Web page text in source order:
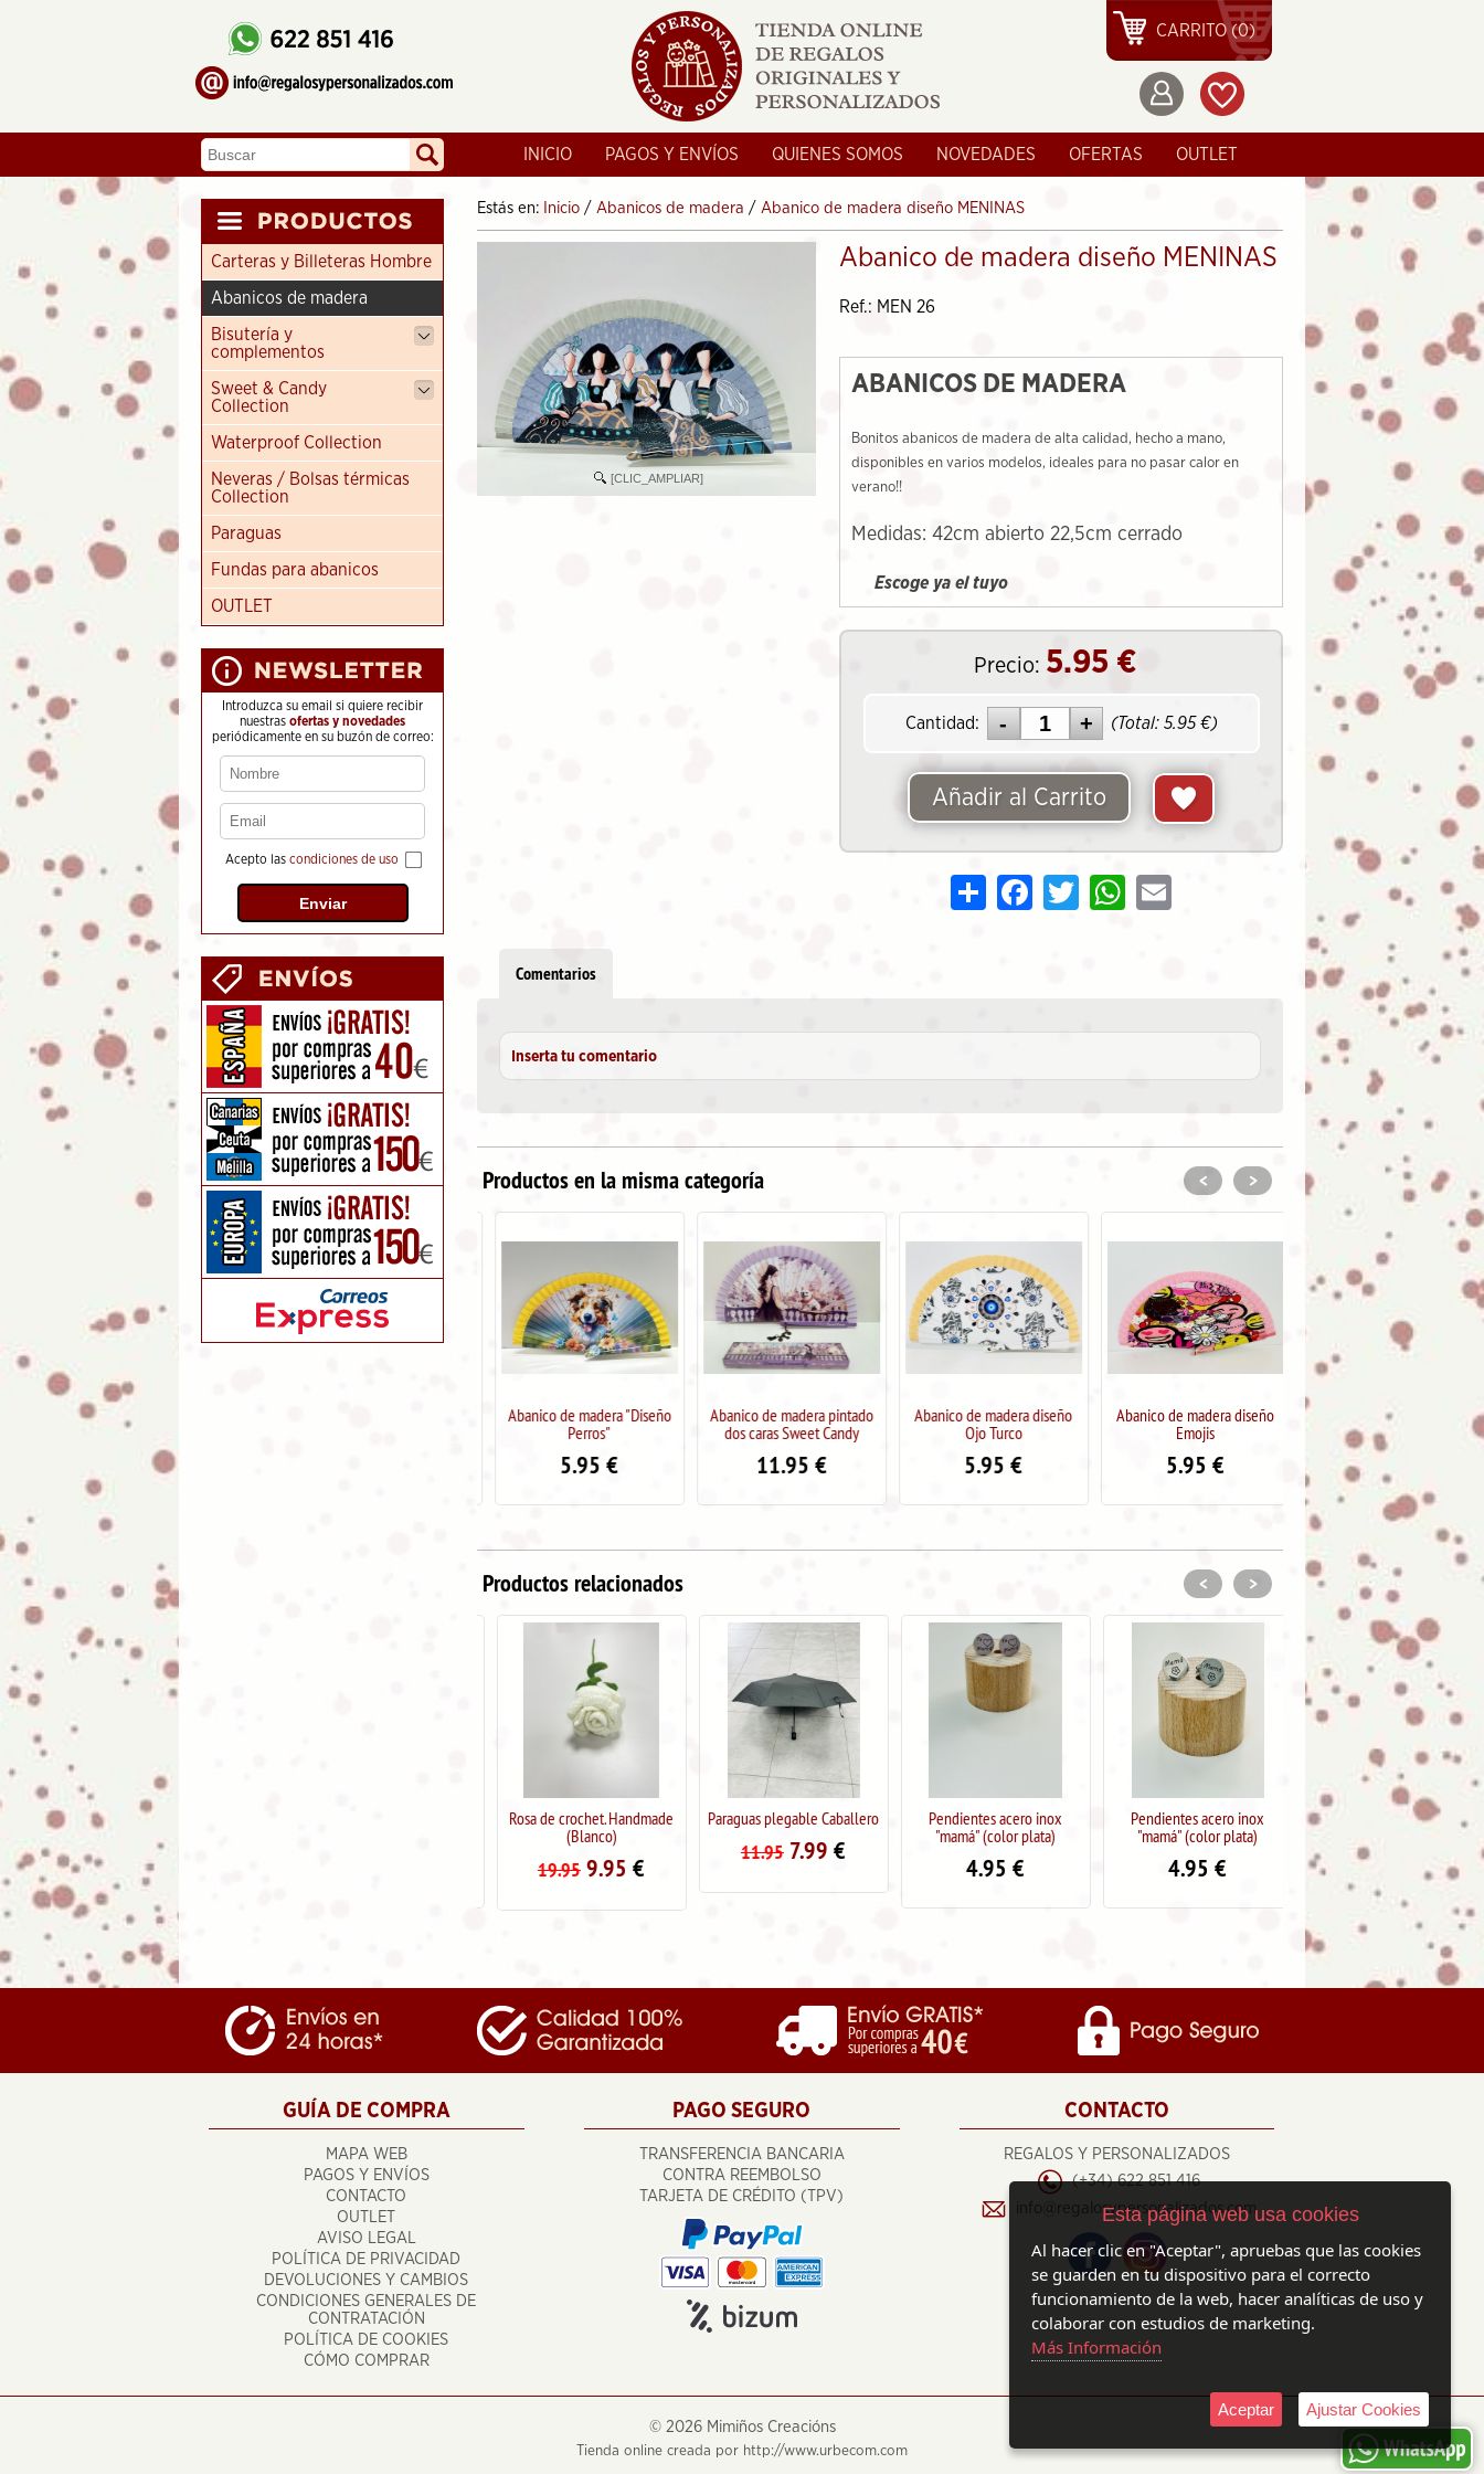
CARRITO (0)
INICIO PAGOS Y ENVÍOS QUIENES SOMOS NOVEDADES OFERTAS OUTLET
Carteras y Billeteras Hombre
Abanicos de madera
Bisutería y
complementos
Sweet & Candy
Collection
Waterproof Collection
Neveras / Bolsas térmicas
Collection
Paraguas
Fundas para abanicos
OUTLET
Introduzca su email si quiere recibir
nuestras ofertas y novedades
periódicamente en su buzón de correo:
Acepto las condiciones de uso
Estás en: Inicio / Abanicos de madera / Abanico de madera diseño MENINAS
[CLIC_AMPLIAR]
Abanico de madera diseño MENINAS
Ref.: MEN 26
ABANICOS DE MADERA
Bonitos abanicos de madera de alta calidad, hecho a mano,
disponibles en varios modelos, ideales para no pasar calor en
verano!!
Medidas: 42cm abierto 22,5cm cerrado
Escoge ya el tuyo
Precio: 5.95 €
Cantidad: (Total: 5.95€)
Añadir al Carrito
Share FacebookTwitter WhatsApp
Comentarios
Inserta tu comentario
Productos en la misma categoría
Abanico de madera "Diseño
Perros"
5.95€
Abanico de madera pintado
dos caras Sweet Candy
11.95€
Abanico de madera diseño
Ojo Turco
5.95€
Abanico de madera diseño
Emojis
5.95€
Abanico de madera pintado
dos caras Sweet Candy
11.95
< >
Productos relacionados
Rosa de crochet. Handmade
(Blanco)
19.95 9.95€
Paraguas plegable Caballero
11.95 7.99€
Pendientes acero inox
"mamá" (color plata)
4.95€
Pendientes acero inox
"mamá" (color plata)
4.95€
Paraguas plegable Caballero
13.95
< >
GUÍA DE COMPRA
MAPA WEB
PAGOS Y ENVÍOS
CONTACTO
OUTLET
AVISO LEGAL
POLÍTICA DE PRIVACIDAD
DEVOLUCIONES Y CAMBIOS
CONDICIONES GENERALES DE
CONTRATACIÓN
POLÍTICA DE COOKIES
CÓMO COMPRAR
PAGO SEGURO
TRANSFERENCIA BANCARIA
CONTRA REEMBOLSO
TARJETA DE CRÉDITO (TPV)
CONTACTO
REGALOS Y PERSONALIZADOS
(+34) 622 851 416
info@regalosypersonalizados.com
©2026 Mimiños Creacións
Tienda online creada por http://www.urbecom.com
Esta página web usa cookies
Al hacer clic en "Aceptar", apruebas que las cookies
se guarden en tu dispositivo para el correcto
funcionamiento de la web, hacer analíticas de uso y
colaborar con estudios de marketing.
Más Información
Aceptar Ajustar Cookies